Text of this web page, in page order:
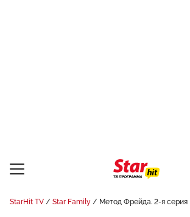
StarHit TV Star Family Метод Фрейда. 2-я серия